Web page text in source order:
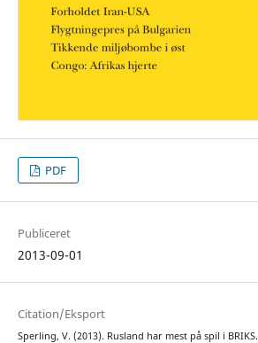
PDF
Publiceret
2013-09-01
Citation/Eksport
Sperling, V. (2013). Rusland har mest på spil i BRIKS.